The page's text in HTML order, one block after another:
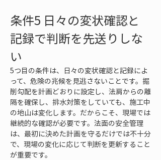
条件5 日々の変状確認と
記録で判断を先送りしな
い
5つ目の条件は、日々の変状確認と記録によ
って、危険の兆候を見逃さないことです。掘
削勾配を計画どおりに設定し、法肩からの離
隔を確保し、排水対策をしていても、施工中
の地山は変化します。だからこそ、現場では
継続的な確認が必要です。法面の安全管理
は、最初に決めた計画を守るだけでは不十分
で、現場の変化に応じて判断を更新すること
が重要です。